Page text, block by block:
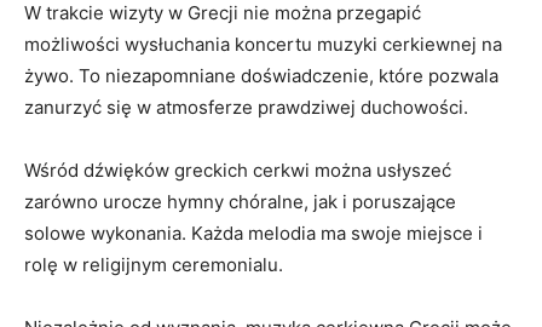
W trakcie wizyty w Grecji nie można przegapić
możliwości wysłuchania koncertu muzyki cerkiewnej na
żywo. To niezapomniane doświadczenie, które pozwala
zanurzyć się w atmosferze prawdziwej duchowości.
Wśród dźwięków greckich cerkwi można usłyszeć
zarówno urocze hymny chóralne, jak i poruszające
solowe wykonania. Każda melodia ma swoje miejsce i
rolę w religijnym ceremonialu.